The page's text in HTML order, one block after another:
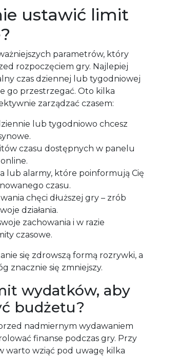
ustawić limit
parametrów, który
rozpoczęciem gry. Najlepiej
czas dziennej lub tygodniowej
go przestrzegać. Oto kilka
zarządzać czasem:
lub tygodniowo chcesz
czasu dostępnych w panelu
lub alarmy, które poinformują Cię
czasu.
chęci dłuższej gry – zrób
działania.
zachowania i w razie
czasowe.
się zdrowszą formą rozrywki, a
znacznie się zmniejszy.
wydatków, aby
budżetu?
nadmiernym wydawaniem
finanse podczas gry. Przy
warto wziąć pod uwagę kilka